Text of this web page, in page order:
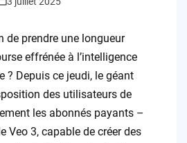
de prendre une longueur
effrénée à l’intelligence
? Depuis ce jeudi, le géant
des utilisateurs de
les abonnés payants –
Veo 3, capable de créer des